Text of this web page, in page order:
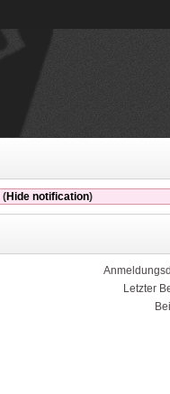
(Hide notification)
Letzter